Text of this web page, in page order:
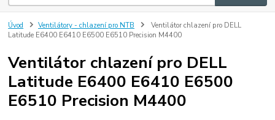
Úvod Ventilátory - chlazení pro NTB
Ventilátor chlazení pro DELL
Latitude E6400 E6410 E6500 E6510 Precision M4400
Ventilátor chlazení pro DELL
Latitude E6400 E6410 E6500
E6510 Precision M4400